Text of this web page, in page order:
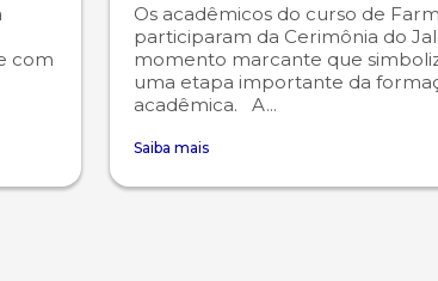
com
Os acadêmicos do curso de
participaram da Cerimônia do
momento marcante que
uma etapa importante da
acadêmica. A...
Saiba mais